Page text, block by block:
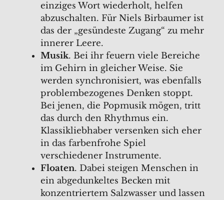
einziges Wort wiederholt, helfen
abzuschalten. Für Niels Birbaumer ist
das der „gesündeste Zugang“ zu mehr
innerer Leere.
Musik. Bei ihr feuern viele Bereiche
im Gehirn in gleicher Weise. Sie
werden synchronisiert, was ebenfalls
problembezogenes Denken stoppt.
Bei jenen, die Popmusik mögen, tritt
das durch den Rhythmus ein.
Klassikliebhaber versenken sich eher
in das farbenfrohe Spiel
verschiedener Instrumente.
Floaten. Dabei steigen Menschen in
ein abgedunkeltes Becken mit
konzentriertem Salzwasser und lassen